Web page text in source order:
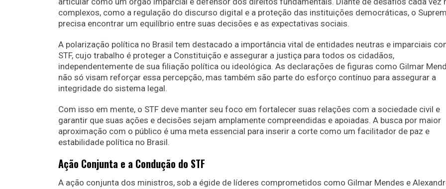
complexos, como a regulação do discurso digital e a proteção das instituições democráticas, o
precisa encontrar um equilíbrio entre suas decisões e as expectativas sociais.
A polarização política no Brasil tem destacado a importância vital de entidades neutras e imparciais
STF, cujo trabalho é proteger a Constituição e assegurar a justiça para todos os cidadãos,
independentemente de sua filiação política ou ideológica. As declarações de figuras como Gilmar
não só visam reforçar essa percepção, mas também são parte do esforço contínuo para assegurar a
integridade do sistema legal.
Com isso em mente, o STF deve manter seu foco em fortalecer suas relações com a sociedade civil e
garantir que suas ações e decisões sejam amplamente compreendidas e apoiadas. A busca por maior
aproximação com o público é uma meta essencial para inserir a corte como um facilitador de paz e
estabilidade política no Brasil.
Ação Conjunta e a Condução do STF
A ação conjunta dos ministros, sob a égide de líderes comprometidos como Gilmar Mendes e